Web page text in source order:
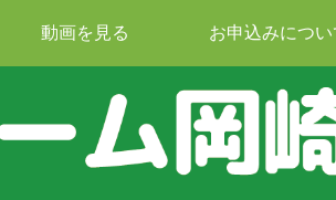
動画を見る お申込みについ